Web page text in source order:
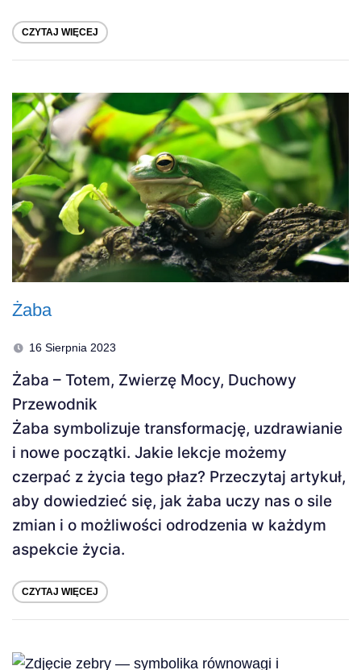
CZYTAJ WIĘCEJ
Żaba
16 Sierpnia 2023
Żaba – Totem, Zwierzę Mocy, Duchowy
Przewodnik
Żaba symbolizuje transformację, uzdrawianie
i nowe początki. Jakie lekcje możemy
czerpać z życia tego płaz? Przeczytaj artykuł,
aby dowiedzieć się, jak żaba uczy nas o sile
zmian i o możliwości odrodzenia w każdym
aspekcie życia.
CZYTAJ WIĘCEJ